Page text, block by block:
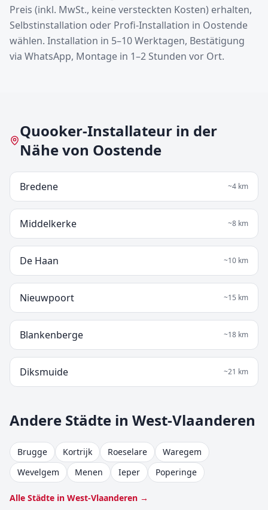
Preis (inkl. MwSt., keine versteckten Kosten) erhalten,
Selbstinstallation oder Profi-Installation in Oostende
wählen. Installation in 5–10 Werktagen, Bestätigung
via WhatsApp, Montage in 1–2 Stunden vor Ort.
Quooker-Installateur in der
Nähe von Oostende
Bredene ~4 km
Middelkerke ~8 km
De Haan ~10 km
Nieuwpoort ~15 km
Blankenberge ~18 km
Diksmuide ~21 km
Andere Städte in West-Vlaanderen
Brugge Kortrijk Roeselare
Waregem
Wevelgem
Menen Ieper Poperinge
Alle Städte in West-Vlaanderen →